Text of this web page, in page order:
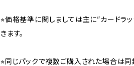
⭐︎価格基準に関しましては主に”カードラ
きます。
⭐︎同じパックで複数ご購入された場合は